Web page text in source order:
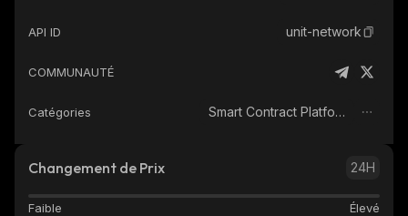
API ID unit-network
COMMUNAUTÉ
Catégories Smart Contract Platform
Changement de Prix 24H
Faible Élevé